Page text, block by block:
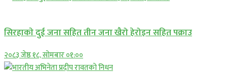
सिरहाकाे दुई जना सहित तीन जना खैरो हेरोइन सहित पक्राउ
२०८३ जेष्ठ १८, सोमबार ०१:००